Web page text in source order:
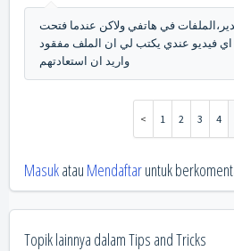
في هاتفي ولاكن عندما فتحت
اي فيديو عندي يكتب لي ان الملف مفقود
واريد ان استعادتهم
1 2 3 4
Masukatau Mendaftaruntuk
Topik lainnya dalamTips and Tricks